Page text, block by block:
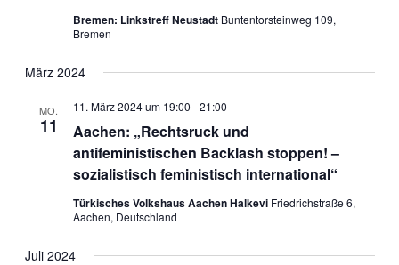
Bremen: Linkstreff Neustadt Buntentorsteinweg 109,
Bremen
März 2024
MO.
11
Aachen: „Rechtsruck und
antifeministischen Backlash stoppen! –
sozialistisch feministisch international“
11. März 2024 um 19:00 -21:00
Türkisches Volkshaus Aachen Halkevi Friedrichstraße 6,
Aachen, Deutschland
Juli 2024